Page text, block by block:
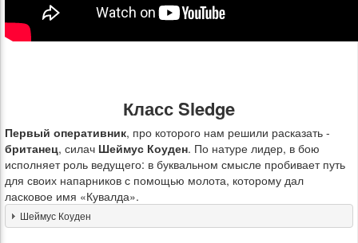
Класс Sledge
Первый оперативник, про которого нам решили расказать -
британец, силач Шеймус Коуден. По натуре лидер, в бою
исполняет роль ведущего: в буквальном смысле пробивает путь
для своих напарников с помощью молота, которому дал
ласковое имя «Кувалда».
Шеймус Коуден